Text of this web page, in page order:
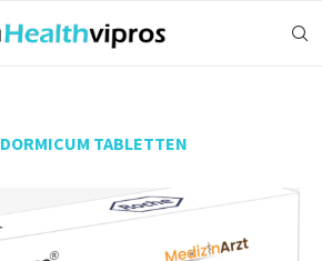
DORMICUM TABLETTEN